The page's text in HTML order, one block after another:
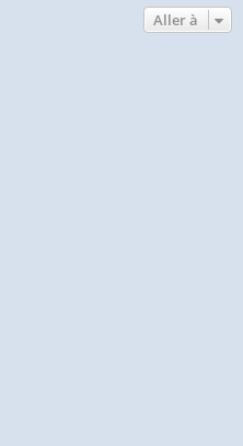
Aller à